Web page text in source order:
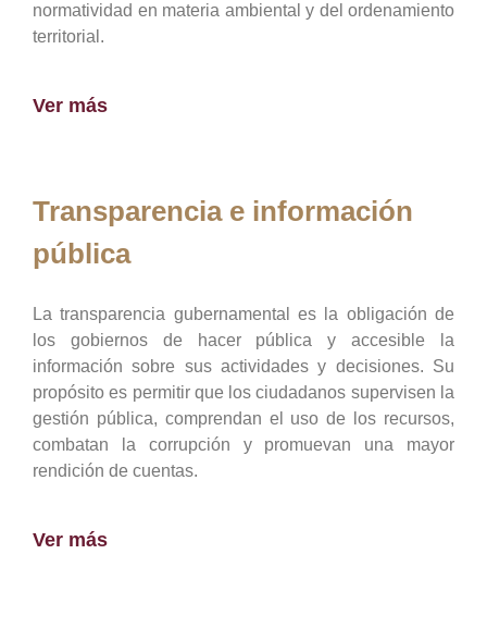
normatividad en materia ambiental y del ordenamiento
territorial.
Ver más
Transparencia e información
pública
La transparencia gubernamental es la obligación de
los gobiernos de hacer pública y accesible la
información sobre sus actividades y decisiones. Su
propósito es permitir que los ciudadanos supervisen la
gestión pública, comprendan el uso de los recursos,
combatan la corrupción y promuevan una mayor
rendición de cuentas.
Ver más